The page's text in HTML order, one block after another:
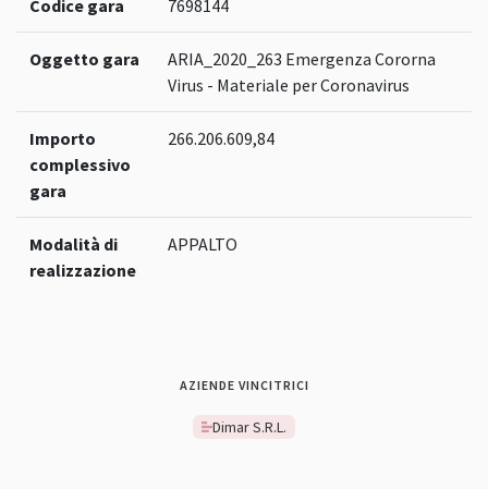
Codice gara 7698144
Oggetto gara
ARIA_2020_263 Emergenza Cororna
Virus - Materiale per Coronavirus
Importo
complessivo
gara
266.206.609,84
Modalità di
realizzazione
APPALTO
AZIENDE VINCITRICI
Dimar S.R.L.